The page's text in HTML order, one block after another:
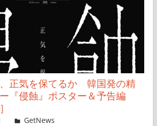
正気を保てるか 韓国発の精
『侵蝕』ポスター＆予告編
レイナス
GetNews